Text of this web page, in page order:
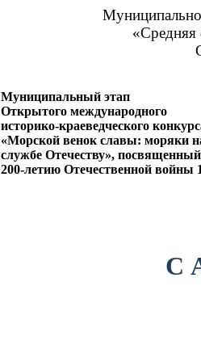
«Средняя
Муниципальный этап
Открытого международного
историко-краеведческого
«Морской венок славы: моряки
службе Отечеству», посвященный
200-летию Отечественной войны
С